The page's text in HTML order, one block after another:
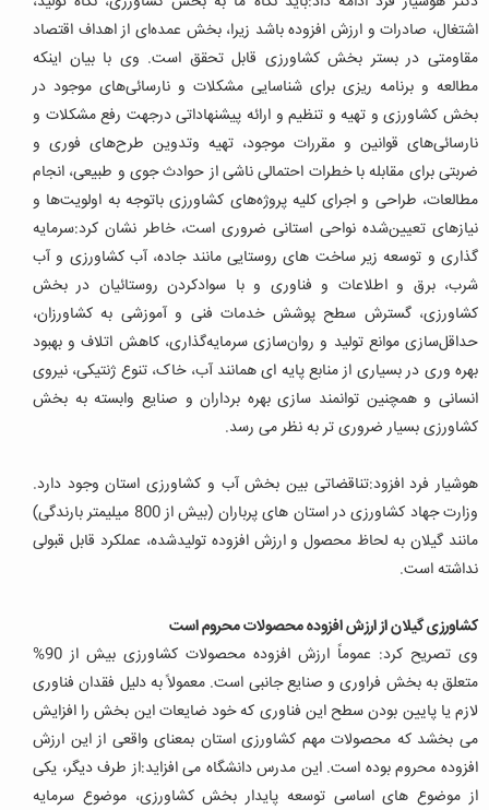
اشتغال، صادرات و ارزش افزوده باشد زیرا، بخش عمده‌ای از اهداف اقتصاد
مقاومتی در بستر بخش کشاورزی قابل تحقق است. وی با بیان اینکه
مطالعه و برنامه ریزی برای شناسایی مشکلات و نارسائی‌های موجود در
بخش کشاورزی و تهیه و تنظیم و ارائه پیشنهاداتی درجهت رفع مشکلات و
نارسائی‌های قوانین و مقررات موجود، تهیه وتدوین طرح‌های فوری و
ضربتی برای مقابله با خطرات احتمالی ناشی‌ از حوادث جوی و طبیعی، انجام
مطالعات، طراحی و اجرای کلیه پروژه‌های کشاورزی باتوجه به اولویت‌ها و
نیازهای تعیین‌شده نواحی استانی ضروری است، خاطر نشان کرد:سرمایه
گذاری و توسعه زیر ساخت های روستایی مانند جاده، آب کشاورزی و آب
شرب، برق و اطلاعات و فناوری و با سوادکردن روستائیان در بخش
کشاورزی، گسترش سطح پوشش خدمات فنی و آموزشی به کشاورزان،
حداقل‌سازی موانع تولید و روان‌سازی سرمایه‌گذاری، کاهش اتلاف و بهبود
بهره وری در بسیاری از منابع پایه ای همانند آب، خاک، تنوع ژنتیکی، نیروی
انسانی و همچنین توانمند سازی بهره برداران و صنایع وابسته به بخش
کشاورزی بسیار ضروری تر به نظر می رسد.
هوشیار فرد افزود:تناقضاتی بین بخش آب و کشاورزی استان وجود دارد.
وزارت جهاد کشاورزی در استان های پرباران (بیش از 800 میلیمتر بارندگی)
مانند گیلان به لحاظ محصول و ارزش افزوده تولیدشده، عملکرد قابل قبولی
نداشته است.
کشاورزی گیلان از ارزش افزوده محصولات محروم است
وی تصریح کرد: عموماً ارزش افزوده محصولات کشاورزی بیش از 90%
متعلق به بخش فراوری و صنایع جانبی است. معمولاً به دلیل فقدان فناوری
لازم یا پایین بودن سطح این فناوری که خود ضایعات این بخش را افزایش
می بخشد که محصولات مهم کشاورزی استان بمعنای واقعی از این ارزش
افزوده محروم بوده است. این مدرس دانشگاه می افزاید:از طرف دیگر، یکی
از موضوع های اساسی توسعه پایدار بخش کشاورزی، موضوع سرمایه